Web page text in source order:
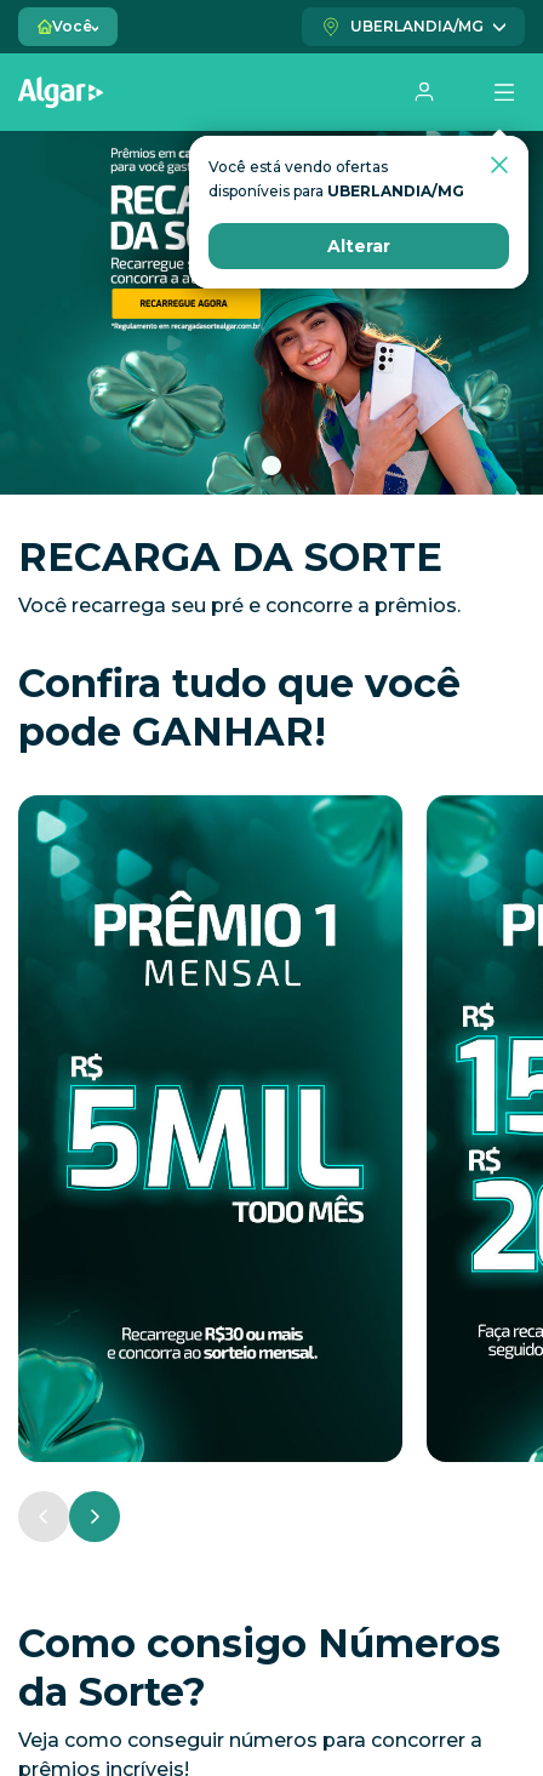
Você UBERLANDIA/MG
Você está vendo ofertas
disponíveis para UBERLANDIA/MG
Alterar
RECARGA DA SORTE
Você recarrega seu pré e concorre a prêmios.
Confira tudo que você
pode GANHAR!
Como consigo Números
da Sorte?
Veja como conseguir números para concorrer a
prêmios incríveis!
Você está vendo ofertas
disponíveis para UBERLANDIA/MG
Alterar